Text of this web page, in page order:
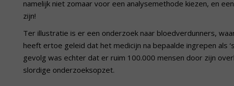
namelijk niet zomaar voor een analysemethode kiezen, en
zijn!
Ter illustratie is er een onderzoek naar bloedverdunners,
heeft ertoe geleid dat het medicijn na bepaalde ingrepen als
gevolg was echter dat er ruim 100.000 mensen door zijn
slordige onderzoeksopzet.